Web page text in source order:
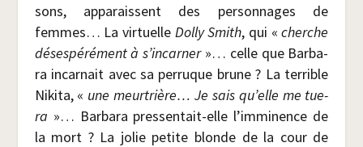
sons, appa­raissent des per­son­nages de
femmes… La vir­tuelle Dol­ly Smith, qui «cherche
déses­pé­ré­ment à s’incarner»… celle que Bar­ba­
ra incar­nait avec sa per­ruque brune ? La ter­rible
Niki­ta, « une meur­trière… Je sais qu’elle me tue­
ra »… Bar­ba­ra pres­sen­tait-elle l’imminence de
la mort ? La jolie petite blonde de la cour de